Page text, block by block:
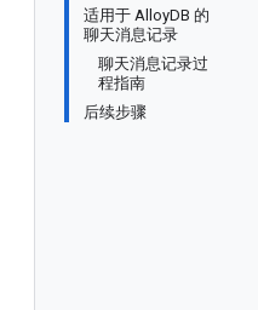
适用于 AlloyDB 的
聊天消息记录
聊天消息记录过
程指南
后续步骤